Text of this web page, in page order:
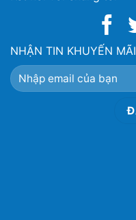
NHẬN TIN KHUYẾN MÃI